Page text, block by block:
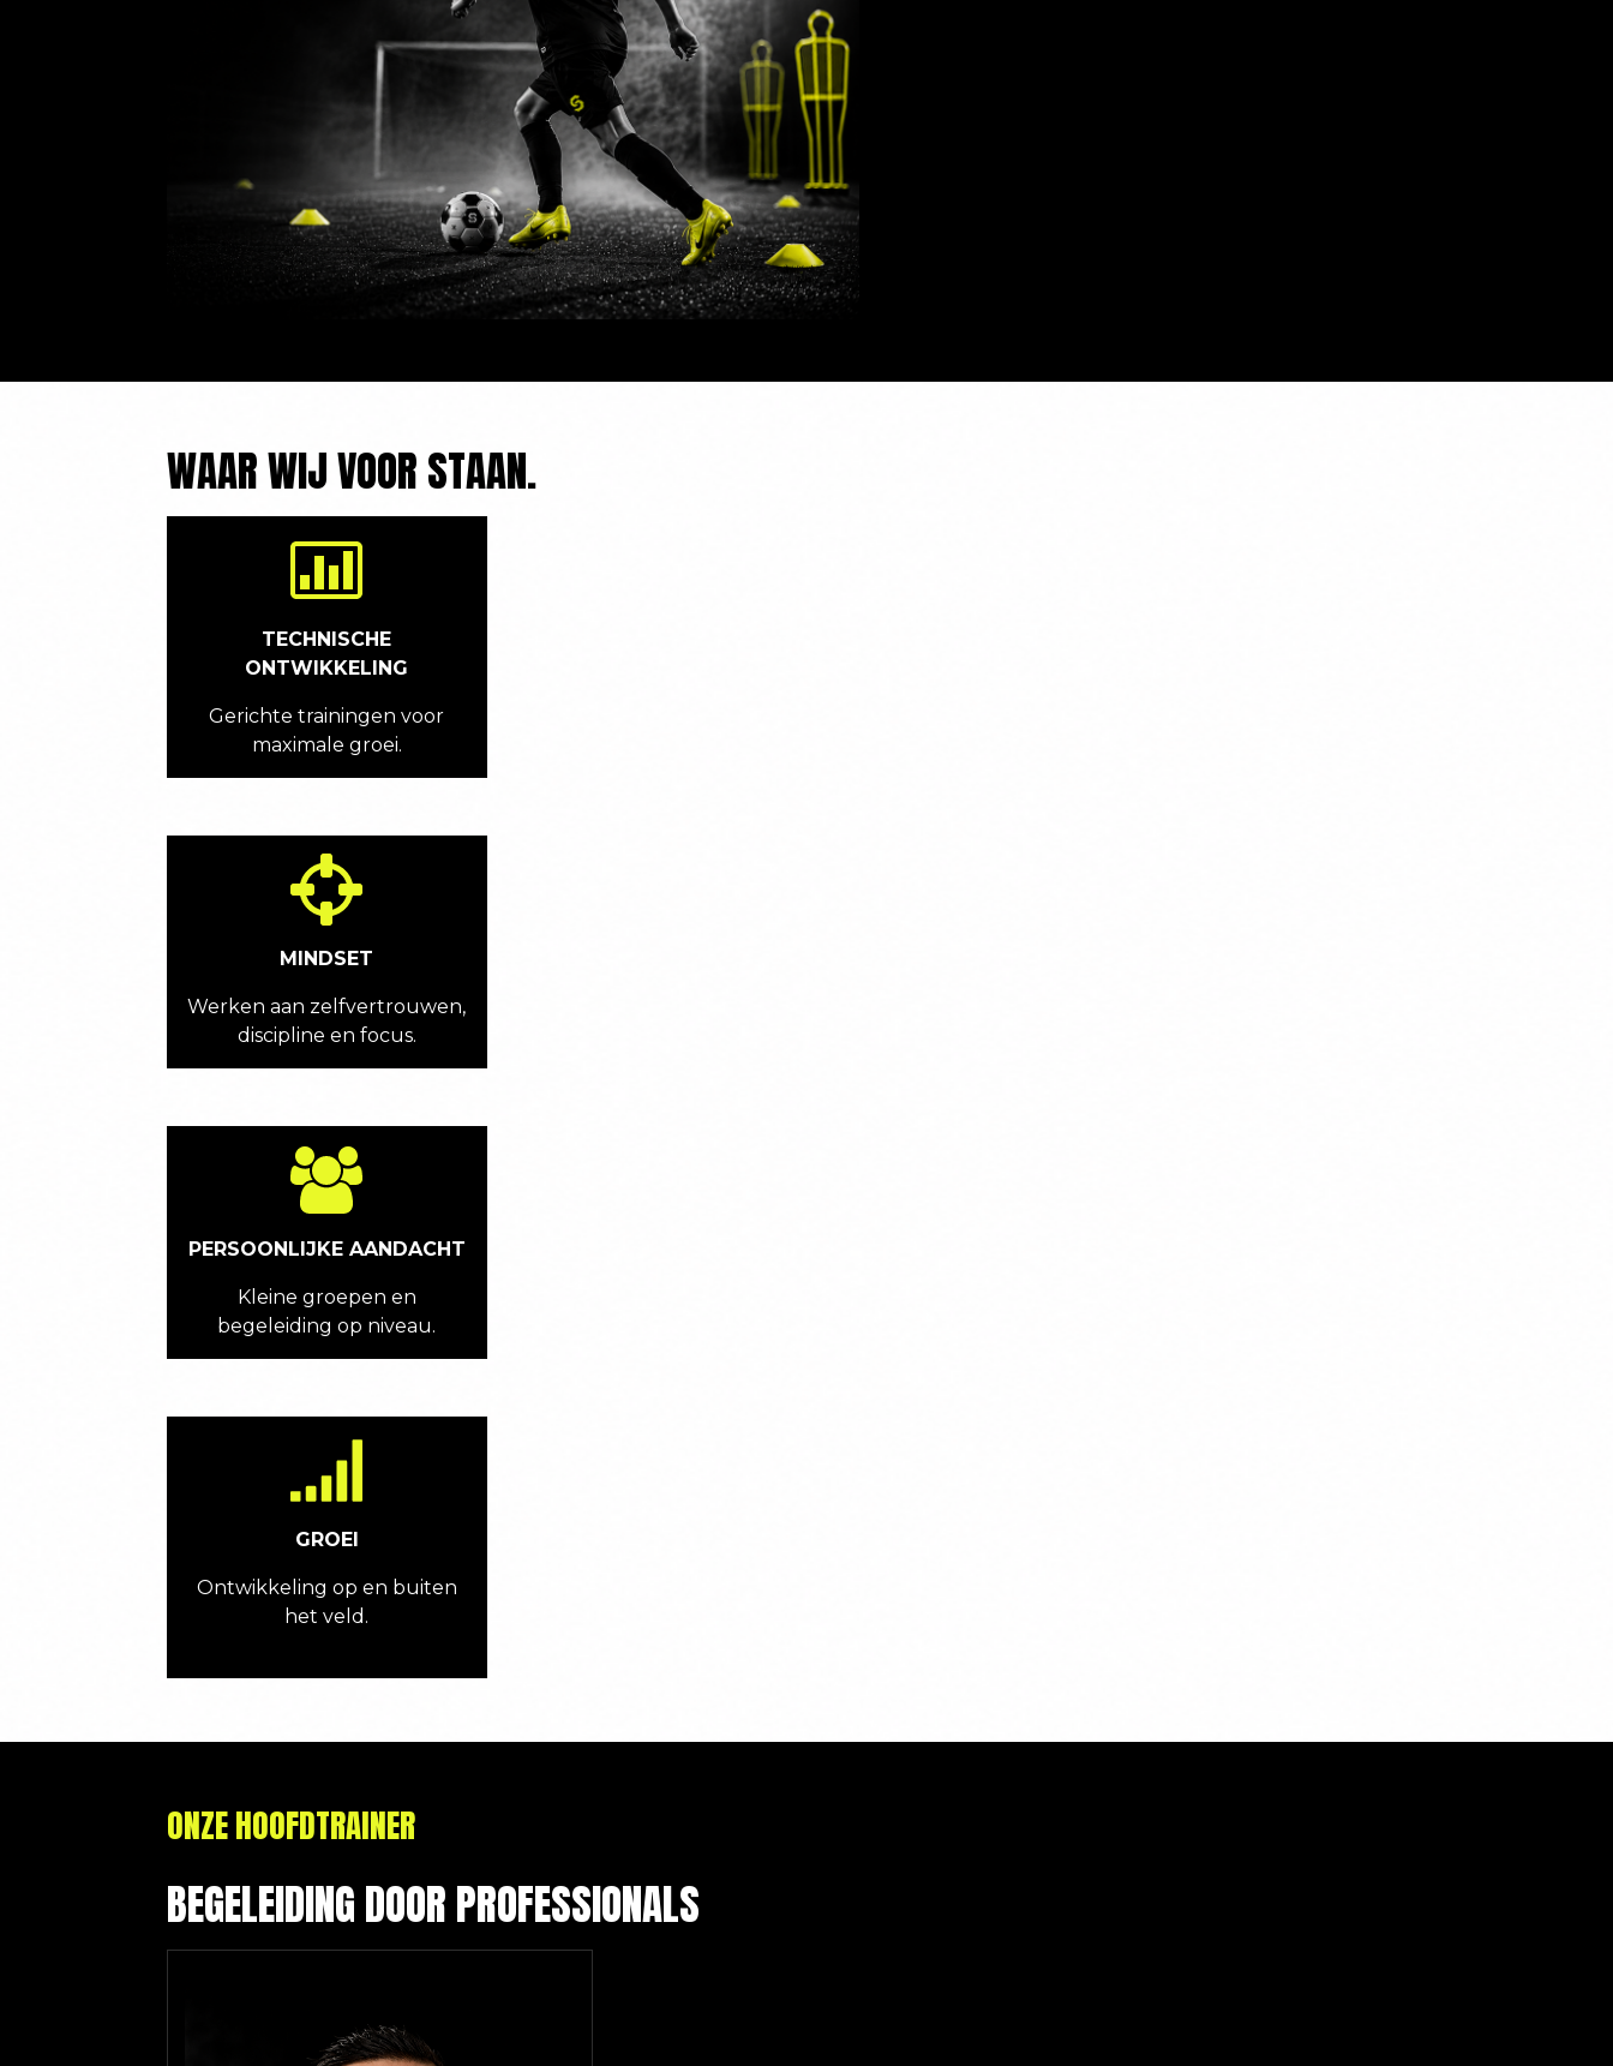
WAAR WIJ VOOR STAAN.
TECHNISCHE
ONTWIKKELING
Gerichte trainingen voor
maximale groei.
MINDSET
Werken aan zelfvertrouwen,
discipline en focus.
PERSOONLIJKE AANDACHT
Kleine groepen en
begeleiding op niveau.
GROEI
Ontwikkeling op en buiten
het veld.
ONZE HOOFDTRAINER
BEGELEIDING DOOR PROFESSIONALS